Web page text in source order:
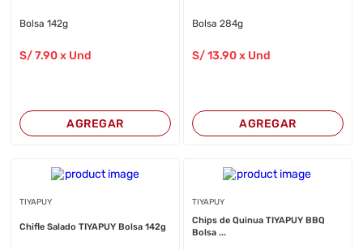
Bolsa 142g
S/7.90 x Und
AGREGAR
Bolsa 284g
S/13.90x Und
AGREGAR
TIYAPUY
Chifle Salado TIYAPUY Bolsa 142g
TIYAPUY
Chips de Quinua TIYAPUY BBQ
Bolsa ...